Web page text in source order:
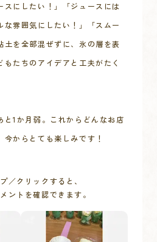
スにしたい！」「ジュースには
な雰囲気にしたい！」「スムー
土を全部混ぜずに、氷の層を表
たちのアイデアと工夫がたく
と1か月弱。これからどんなお店
からとても楽しみです！
／クリックすると、
ントを確認できます。